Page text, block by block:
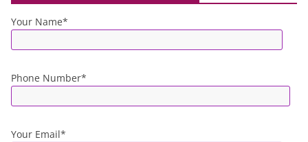
Your Name*
Phone Number*
Your Email*